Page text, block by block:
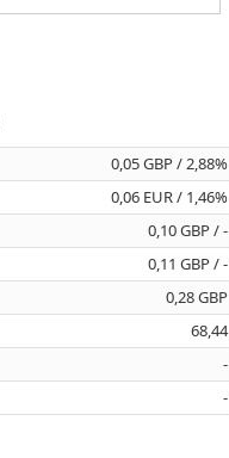
0,05 GBP / 2,88%
0,06 EUR / 1,46%
0,10 GBP / -
0,11 GBP / -
0,28 GBP
68,44
-
-